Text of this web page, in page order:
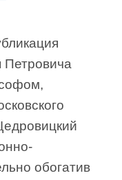
Петровича
обогатив